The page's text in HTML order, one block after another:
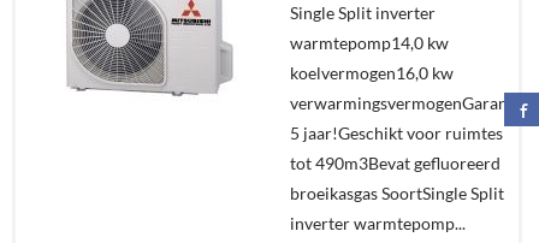
Single Split inverter
warmtepomp14,0 kw
koelvermogen16,0 kw
verwarmingsvermogenGarantie
5 jaar!Geschikt voor ruimtes
tot 490m3Bevat gefluoreerd
broeikasgas SoortSingle Split
inverter warmtepomp...